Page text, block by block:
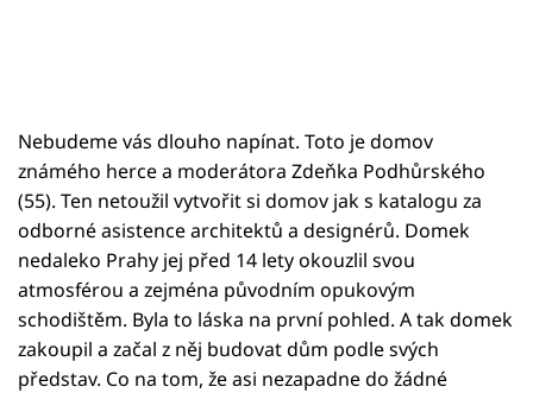
Nebudeme vás dlouho napínat. Toto je domov
známého herce a moderátora Zdeňka Podhůrského
(55). Ten netoužil vytvořit si domov jak s katalogu za
odborné asistence architektů a designérů. Domek
nedaleko Prahy jej před 14 lety okouzlil svou
atmosférou a zejména původním opukovým
schodištěm. Byla to láska na první pohled. A tak domek
zakoupil a začal z něj budovat dům podle svých
představ. Co na tom, že asi nezapadne do žádné